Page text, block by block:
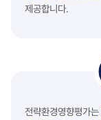
제공합니다.
전략환경영향평가는